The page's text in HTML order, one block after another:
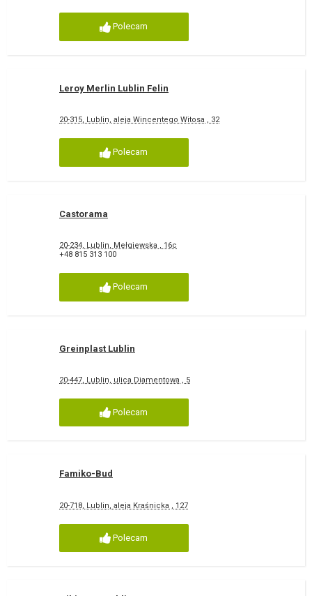
Polecam
Leroy Merlin Lublin Felin
20-315, Lublin, aleja Wincentego Witosa , 32
Polecam
Castorama
20-234, Lublin, Mełgiewska , 16c
+48 815 313 100
Polecam
Greinplast Lublin
20-447, Lublin, ulica Diamentowa , 5
Polecam
Famiko-Bud
20-718, Lublin, aleja Kraśnicka , 127
Polecam